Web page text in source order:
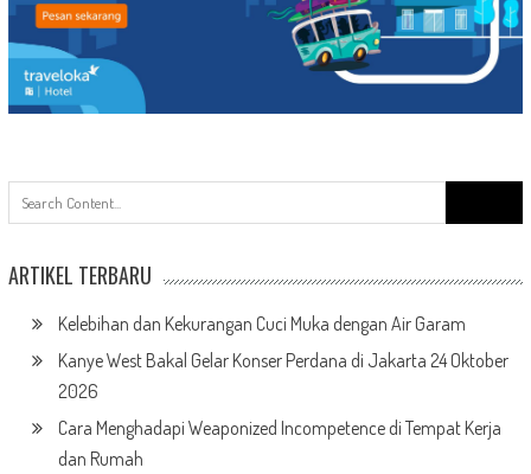
for:
ARTIKEL TERBARU
Kelebihan dan Kekurangan Cuci Muka dengan Air Garam
Kanye West Bakal Gelar Konser Perdana di Jakarta 24 Oktober
2026
Cara Menghadapi Weaponized Incompetence di Tempat Kerja
dan Rumah